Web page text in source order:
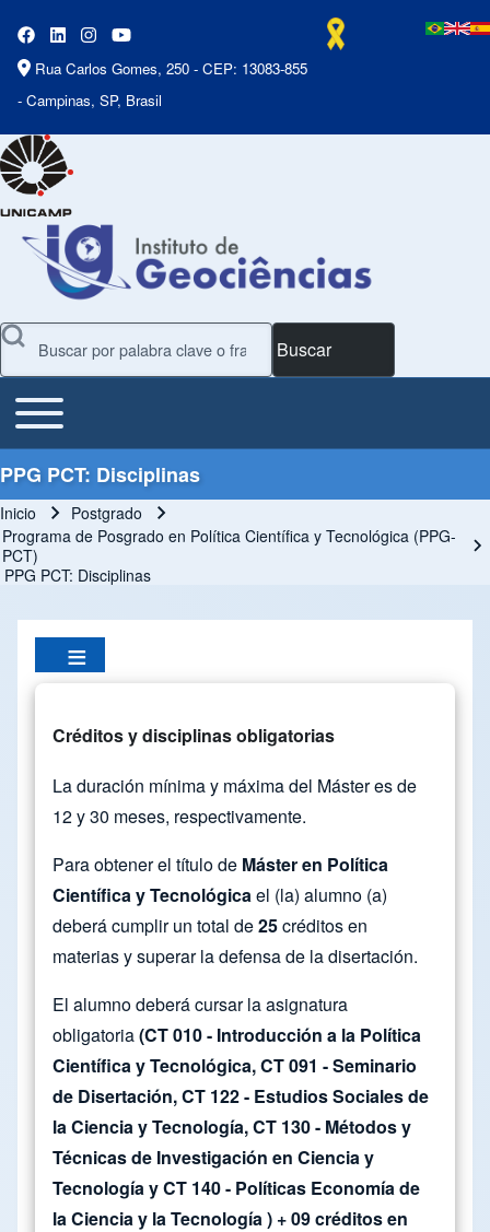
Rua Carlos Gomes, 250 - CEP: 13083-855
- Campinas, SP, Brasil
Buscar
Main Menu
Toggle main menu
PPG PCT: Disciplinas
Ruta de navegación
Inicio
Postgrado
Programa de Posgrado en Política Científica y Tecnológica (PPG-
PCT)
PPG PCT: Disciplinas
Créditos y disciplinas obligatorias
La duración mínima y máxima del Máster es de
12 y 30 meses, respectivamente.
Para obtener el título de Máster en Política
Científica y Tecnológicael (la) alumno (a)
deberá cumplir un total de25créditos en
materias y superar la defensa de la disertación.
El alumno deberá cursar la asignatura
obligatoria(CT 010 - Introducción a la Política
Científica y Tecnológica, CT 091 - Seminario
de Disertación, CT 122 - Estudios Sociales de
la Ciencia y Tecnología, CT 130 - Métodos y
Técnicas de Investigación en Ciencia y
Tecnología y CT 140 - Políticas Economía de
la Ciencia y la Tecnología ) + 09 créditos en